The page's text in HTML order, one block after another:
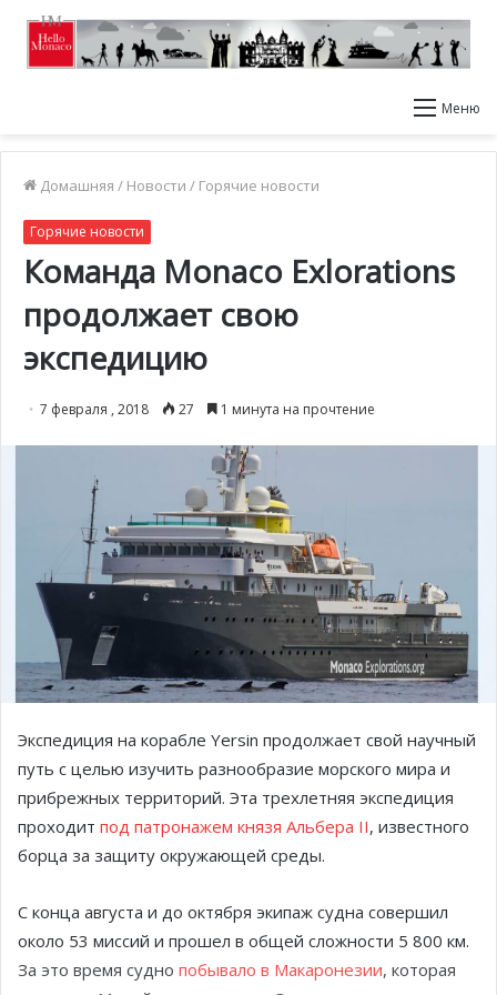
Меню
Домашняя / Новости / Горячие новости
Горячие новости
Команда Monaco Exlorations
продолжает свою
экспедицию
7 февраля , 2018 27 1 минута на прочтение
Экспедиция на корабле Yersin продолжает свой научный
путь с целью изучить разнообразие морского мира и
прибрежных территорий. Эта трехлетняя экспедиция
проходит под патронажем князя Альбера II, известного
борца за защиту окружающей среды.
С конца августа и до октября экипаж судна совершил
около 53 миссий и прошел в общей сложности 5 800 км.
За это время судно побывало в Макаронезии, которая